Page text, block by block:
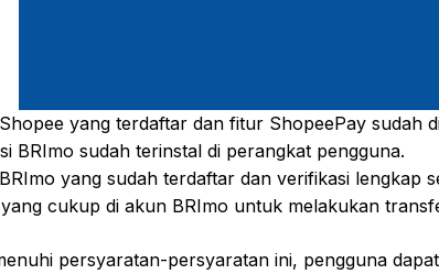
yang terdaftar dan fitur ShopeePay sudah
BRImo sudah terinstal di perangkat pengguna.
yang sudah terdaftar dan verifikasi lengkap
cukup di akun BRImo untuk melakukan
persyaratan-persyaratan ini, pengguna